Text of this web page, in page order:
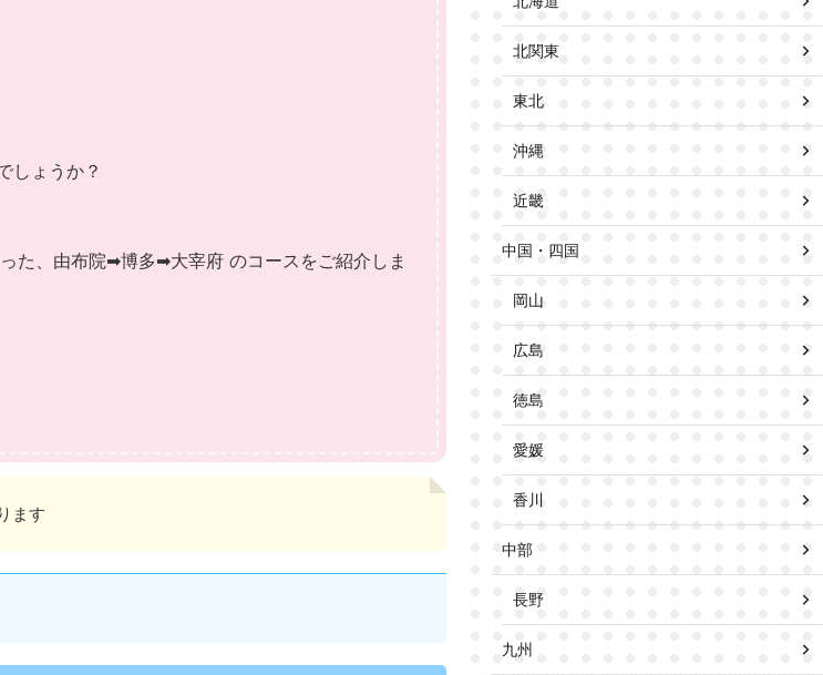
しょうか？
た、由布院➡博多➡大宰府 のコースをご紹介しま
ます
北関東
東北
沖縄
近畿
中国・四国
岡山
広島
徳島
愛媛
香川
中部
長野
九州